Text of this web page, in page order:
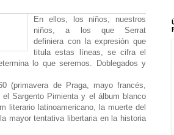
En ellos, los niños, nuestros
niños, a los que Serrat
definiera con la expresión que
titula estas líneas, se cifra el
lo que seremos. Doblegados y
(primavera de Praga, mayo francés,
Sargento Pimienta y el álbum blanco
literario latinoamericano, la muerte del
mayor tentativa libertaria en la historia